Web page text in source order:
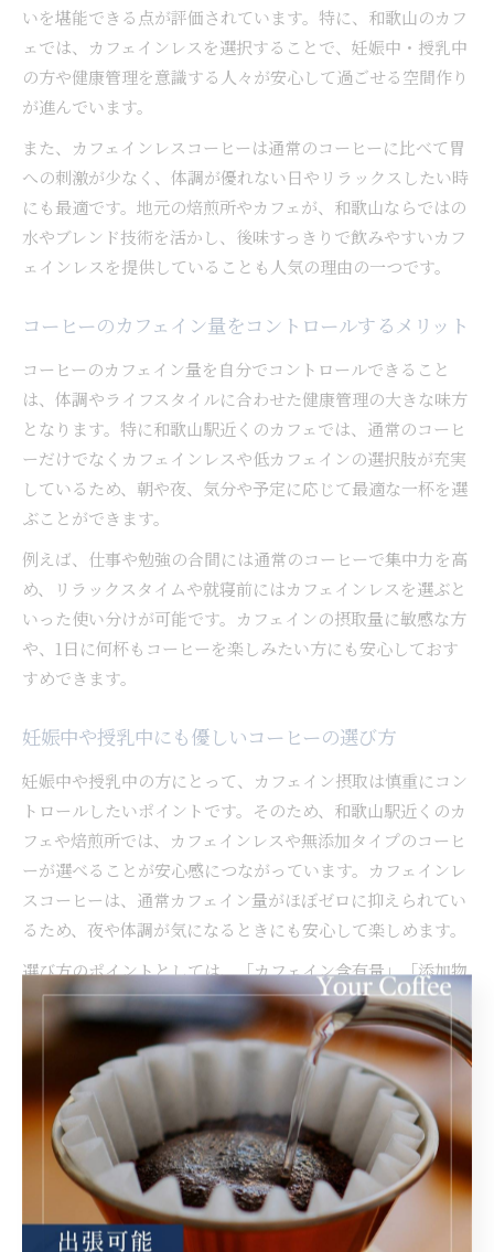
いを堪能できる点が評価されています。特に、和歌山のカフ
ェでは、カフェインレスを選択することで、妊娠中・授乳中
の方や健康管理を意識する人々が安心して過ごせる空間作り
が進んでいます。
また、カフェインレスコーヒーは通常のコーヒーに比べて胃
への刺激が少なく、体調が優れない日やリラックスしたい時
にも最適です。地元の焙煎所やカフェが、和歌山ならではの
水やブレンド技術を活かし、後味すっきりで飲みやすいカフ
ェインレスを提供していることも人気の理由の一つです。
コーヒーのカフェイン量をコントロールするメリット
コーヒーのカフェイン量を自分でコントロールできること
は、体調やライフスタイルに合わせた健康管理の大きな味方
となります。特に和歌山駅近くのカフェでは、通常のコーヒ
ーだけでなくカフェインレスや低カフェインの選択肢が充実
しているため、朝や夜、気分や予定に応じて最適な一杯を選
ぶことができます。
例えば、仕事や勉強の合間には通常のコーヒーで集中力を高
め、リラックスタイムや就寝前にはカフェインレスを選ぶと
いった使い分けが可能です。カフェインの摂取量に敏感な方
や、1日に何杯もコーヒーを楽しみたい方にも安心しておす
すめできます。
妊娠中や授乳中にも優しいコーヒーの選び方
妊娠中や授乳中の方にとって、カフェイン摂取は慎重にコン
トロールしたいポイントです。そのため、和歌山駅近くのカ
フェや焙煎所では、カフェインレスや無添加タイプのコーヒ
ーが選べることが安心感につながっています。カフェインレ
スコーヒーは、通常カフェイン量がほぼゼロに抑えられてい
るため、夜や体調が気になるときにも安心して楽しめます。
選び方のポイントとしては、「カフェイン含有量」「添加物
の有無」「口コミ評価」などを比較しましょう。和歌山の水
質や地域性に合わせた後味すっきりのブレンドも多く、妊婦
さんや授乳中の方から「安心して続けられる」「夜でも飲み
やすい」といった声が寄せられています。
カフェインレスのコーヒーで心身のバランスを整える
カフェインレスコーヒーは、体内リズムを整えたい方やスト
レスを軽減したい方にもおすすめです。カフェインレスを選